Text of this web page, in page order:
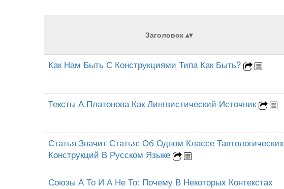
Заголовок
Как Нам Быть С Конструкциями Типа Как Быть?
Тексты А.Платонова Как Лингвистический Источник
Статья Значит Статья: Об Одном Классе Тавтологических
Конструкций В Русском Языке
Союзы А То И А Не То: Почему В Некоторых Контекстах